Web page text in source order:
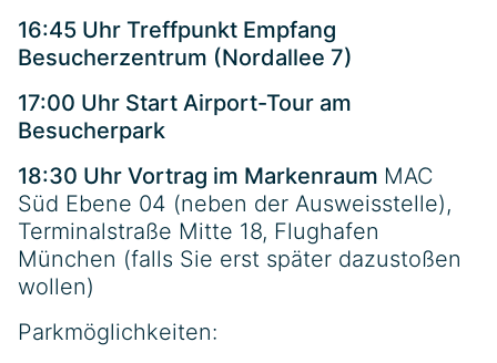
16:45 Uhr Treffpunkt Empfang
Besucherzentrum (Nordallee 7)
17:00 Uhr Start Airport-Tour am
Besucherpark
18:30 Uhr Vortrag im Markenraum MAC
Süd Ebene 04 (neben der Ausweisstelle),
Terminalstraße Mitte 18, Flughafen
München (falls Sie erst später dazustoßen
wollen)
Parkmöglichkeiten: